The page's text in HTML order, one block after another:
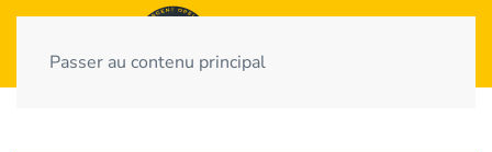
Passer au contenu principal